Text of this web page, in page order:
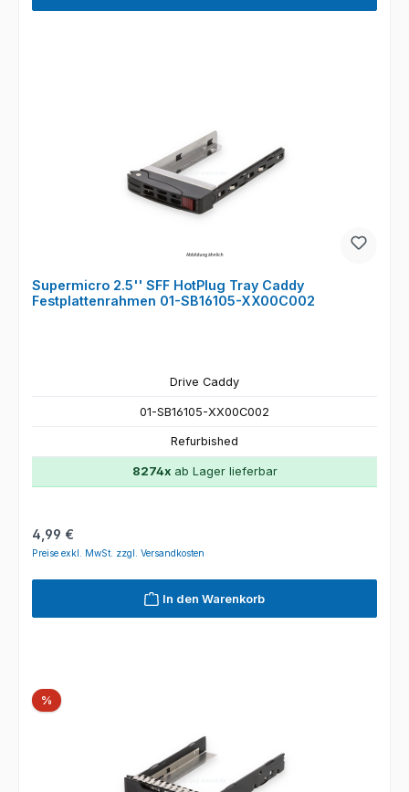
Supermicro 2.5'' SFF HotPlug Tray Caddy
Festplattenrahmen 01-SB16105-XX00C002
Drive Caddy
01-SB16105-XX00C002
Refurbished
8274xab Lager lieferbar
Regulärer Preis:
4,99 €
Preise exkl. MwSt. zzgl. Versandkosten
In den Warenkorb
%Rabatt